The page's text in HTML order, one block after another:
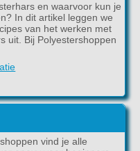
en waarvoor kun je
In dit artikel leggen we
van het werken met
uit. Bij Polyestershoppen
vind je alle